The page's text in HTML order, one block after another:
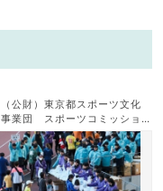
（公財）東京都スポーツ文化
事業団 スポーツコミッショ
ンTOKYO